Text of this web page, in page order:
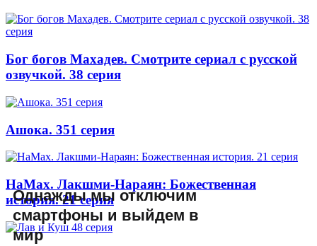
Однажды мы отключим
смартфоны и выйдем в
мир
Бог богов Махадев. Смотрите сериал с русской
озвучкой. 38 серия
Ашока. 351 серия
НаМах. Лакшми-Нараян: Божественная
история. 21 серия